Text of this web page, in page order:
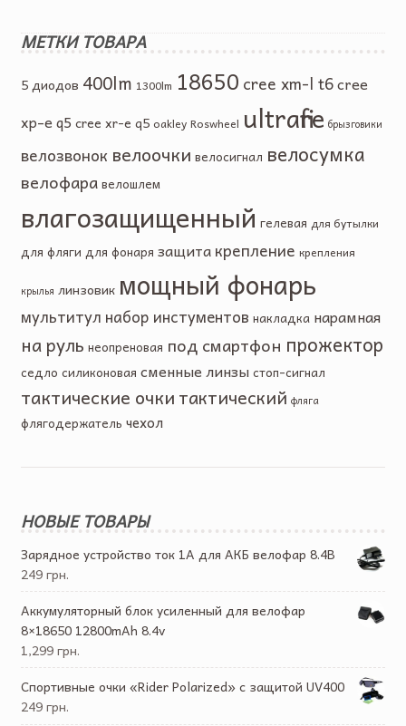
МЕТКИ ТОВАРА
5 диодов 400lm 1300lm 18650 cree xm-l t6cree
xp-e q5 cree xr-e q5 oakley Roswheel ultrafire брызговики
велозвонок велоочки велосигнал велосумка
велофара велошлем
влагозащищенный гелевая для бутылки
для фляги для фонаря защита крепление крепления
крылья линзовик мощный фонарь
мультитул набор инстументов накладка нарамная
на руль неопреновая под смартфон прожектор
седло силиконовая сменные линзы стоп-сигнал
тактические очкитактический фляга
флягодержатель чехол
НОВЫЕ ТОВАРЫ
Зарядное устройство ток 1А для АКБ велофар 8.4В
249 грн.
Аккумуляторный блок усиленный для велофар
8×18650 12800mAh 8.4v
1,299 грн.
Спортивные очки «Rider Polarized» с защитой UV400
249 грн.